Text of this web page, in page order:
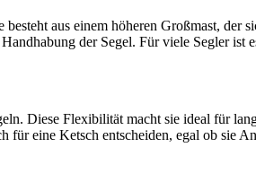
aus einem höheren Großmast, der
der Segel. Für viele Segler ist
Diese Flexibilität macht sie ideal für
eine Ketsch entscheiden, egal ob sie